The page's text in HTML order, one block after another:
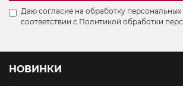
Даю согласие на обработку персональных
соответствии с Политикой обработки
НОВИНКИ